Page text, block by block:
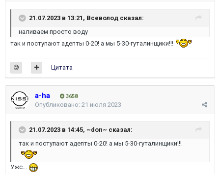
21.07.2023 в 13:21, Всеволод сказал:
наливаем просто воду
так и поступают адепты 0-20! а мы 5-30-гуталинщики!!!
Цитата
a-ha 3658
Опубликовано: 21 июля 2023
21.07.2023 в 14:45, ~don~ сказал:
так и поступают адепты 0-20! а мы 5-30-гуталинщики!!!
Ужс...